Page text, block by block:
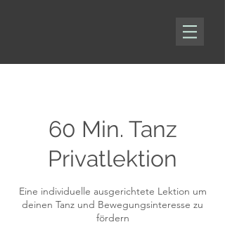
60 Min. Tanz
Privatlektion
Eine individuelle ausgerichtete Lektion um
deinen Tanz und Bewegungsinteresse zu
fördern